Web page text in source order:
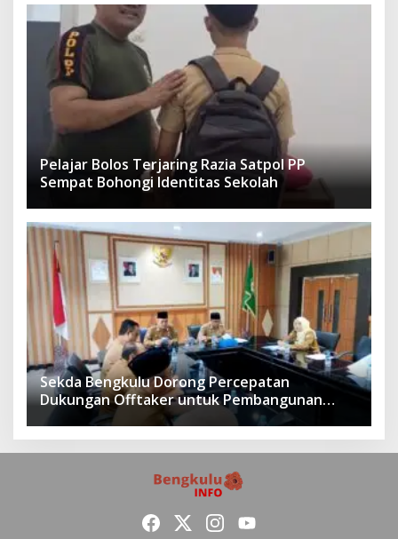
Pelajar Bolos Terjaring Razia Satpol PP
Sempat Bohongi Identitas Sekolah
Sekda Bengkulu Dorong Percepatan
Dukungan Offtaker untuk Pembangunan
TPST Regional